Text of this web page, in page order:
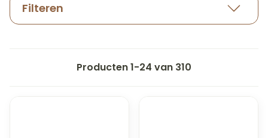
Filteren
Producten1-24 van 310